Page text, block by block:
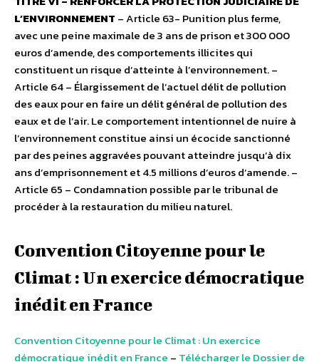
L’ENVIRONNEMENT – Article 63- Punition plus ferme,
avec une peine maximale de 3 ans de prison et 300 000
euros d’amende, des comportements illicites qui
constituent un risque d’atteinte à l’environnement. –
Article 64 – Élargissement de l’actuel délit de pollution
des eaux pour en faire un délit général de pollution des
eaux et de l’air. Le comportement intentionnel de nuire à
l’environnement constitue ainsi un écocide sanctionné
par des peines aggravées pouvant atteindre jusqu’à dix
ans d’emprisonnement et 4.5 millions d’euros d’amende. –
Article 65 – Condamnation possible par le tribunal de
procéder à la restauration du milieu naturel.
Convention Citoyenne pour le
Climat : Un exercice démocratique
inédit en France
Convention Citoyenne pour le Climat : Un exercice
démocratique inédit en France – Télécharger le Dossier de